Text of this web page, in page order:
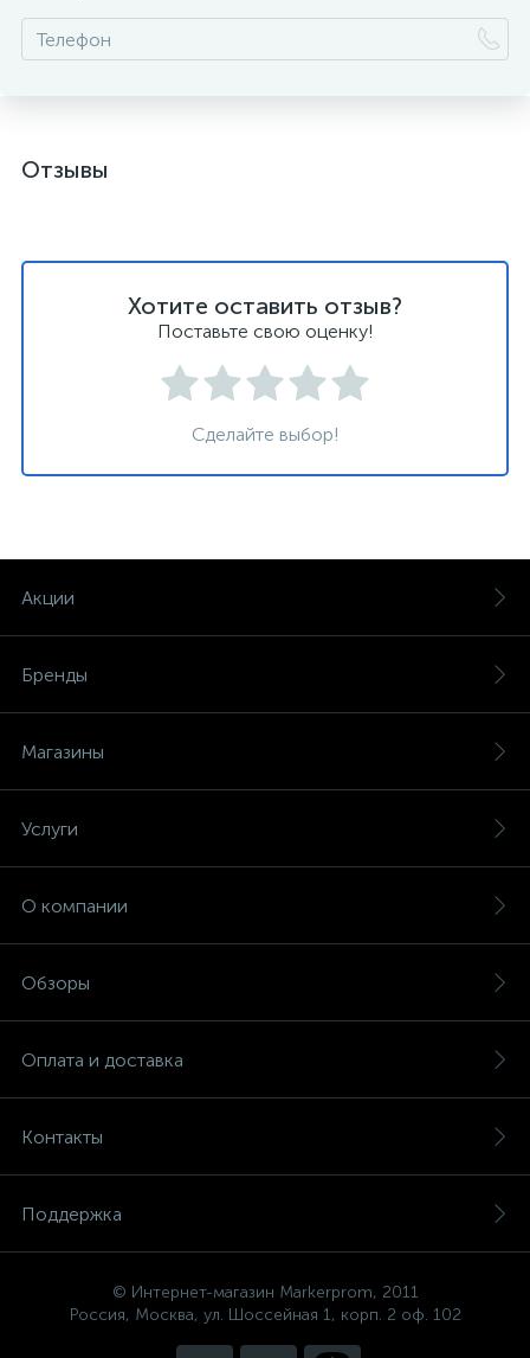
Отзывы
Хотите оставить отзыв?
Поставьте свою оценку!
Сделайте выбор!
Акции
Бренды
Магазины
Услуги
О компании
Обзоры
Оплата и доставка
Контакты
Поддержка
© Интернет-магазин Markerprom, 2011
Россия, Москва, ул. Шоссейная 1, корп. 2 оф. 102